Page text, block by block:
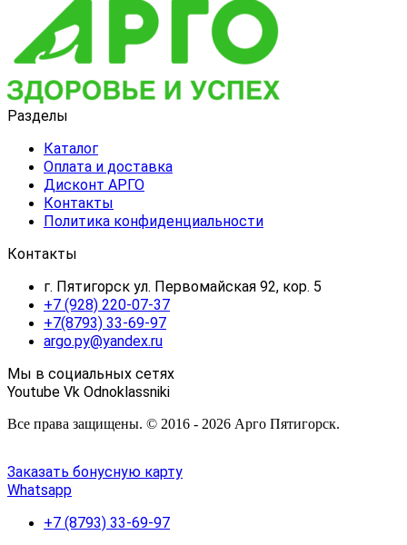
Разделы
Каталог
Оплата и доставка
Дисконт АРГО
Контакты
Политика конфиденциальности
Контакты
г. Пятигорск ул. Первомайская 92, кор. 5
+7 (928) 220-07-37
+7(8793) 33-69-97
argo.py@yandex.ru
Мы в социальных сетях
Youtube Vk Odnoklassniki
Все права защищены. © 2016 - 2026 Арго Пятигорск.
Заказать бонусную карту
Whatsapp
+7 (8793) 33-69-97